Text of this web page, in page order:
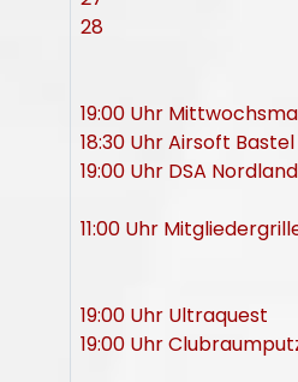
28
19:00 Uhr
18:30 Uhr Airsoft
19:00 Uhr DSA
11:00 Uhr
19:00 Uhr Ultraquest
19:00 Uhr